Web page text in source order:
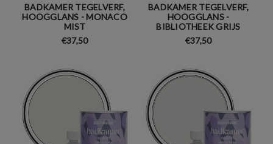
BADKAMER TEGELVERF,
HOOGGLANS - MONACO
MIST
€37,50
BADKAMER TEGELVERF,
HOOGGLANS -
BIBLIOTHEEK GRIJS
€37,50